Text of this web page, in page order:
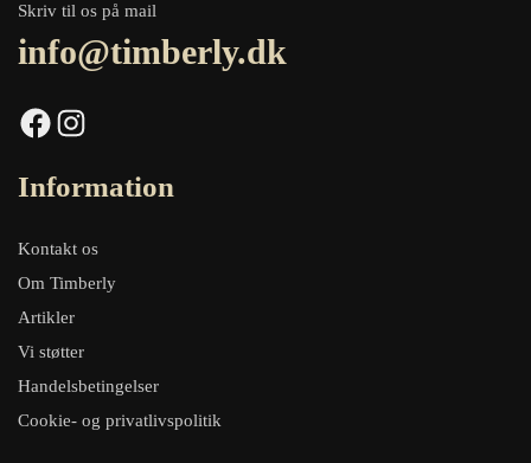
Skriv til os på mail
info@timberly.dk
Facebook Instagram
Information
Kontakt os
Om Timberly
Artikler
Vi støtter
Handelsbetingelser
Cookie- og privatlivspolitik